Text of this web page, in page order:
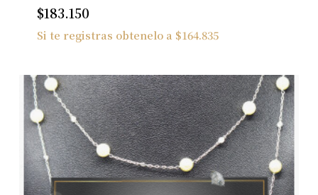
$183.150
Si te registras obtenelo a $164.835